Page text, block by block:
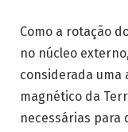
Como a rotação
no núcleo
considerada uma
magnético da
necessárias para